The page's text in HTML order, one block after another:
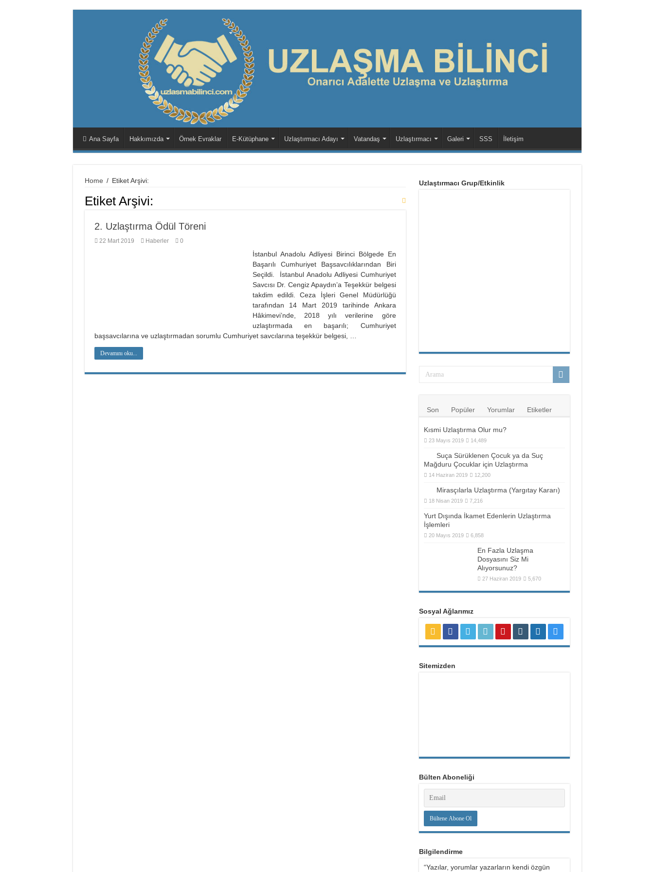
Ana Sayfa Hakkımızda Örnek Evraklar E-Kütüphane Uzlaştırmacı Adayı Vatandaş Uzlaştırmacı Galeri SSS İletişim
Home / Etiket Arşivi:
Etiket Arşivi:
2. Uzlaştırma Ödül Töreni
22 Mart 2019 Haberler 0
İstanbul Anadolu Adliyesi Birinci Bölgede En
Başarılı Cumhuriyet Başsavcılıklarından Biri
Seçildi. İstanbul Anadolu Adliyesi Cumhuriyet
Savcısı Dr. Cengiz Apaydın’a Teşekkür belgesi
takdim edildi. Ceza İşleri Genel Müdürlüğü
tarafından 14 Mart 2019 tarihinde Ankara
Hâkimevi’nde, 2018 yılı verilerine göre
uzlaştırmada en başarılı; Cumhuriyet
başsavcılarına ve uzlaştırmadan sorumlu Cumhuriyet savcılarına teşekkür belgesi, …
Devamını oku...
Uzlaştırmacı Grup/Etkinlik
Son Popüler Yorumlar Etiketler
Kısmi Uzlaştırma Olur mu?
23 Mayıs 2019 14,489
Suça Sürüklenen Çocuk ya da Suç
Mağduru Çocuklar için Uzlaştırma
14 Haziran 2019 12,200
Mirasçılarla Uzlaştırma (Yargıtay Kararı)
18 Nisan 2019 7,216
Yurt Dışında İkamet Edenlerin Uzlaştırma
İşlemleri
20 Mayıs 2019 6,858
En Fazla Uzlaşma
Dosyasını Siz Mi
Alıyorsunuz?
27 Haziran 2019 5,670
Sosyal Ağlarımız
Sitemizden
Bülten Aboneliği
Bilgilendirme
“Yazılar, yorumlar yazarların kendi özgün